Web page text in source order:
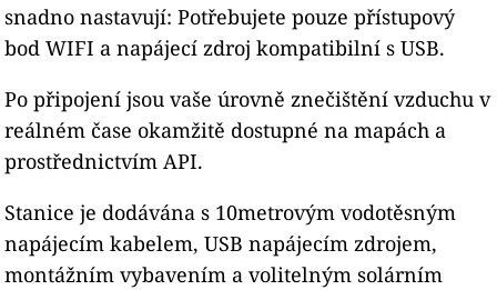
snadno nastavují: Potřebujete pouze přístupový
bod WIFI a napájecí zdroj kompatibilní s USB.
Po připojení jsou vaše úrovně znečištění vzduchu v
reálném čase okamžitě dostupné na mapách a
prostřednictvím API.
Stanice je dodávána s 10metrovým vodotěsným
napájecím kabelem, USB napájecím zdrojem,
montážním vybavením a volitelným solárním